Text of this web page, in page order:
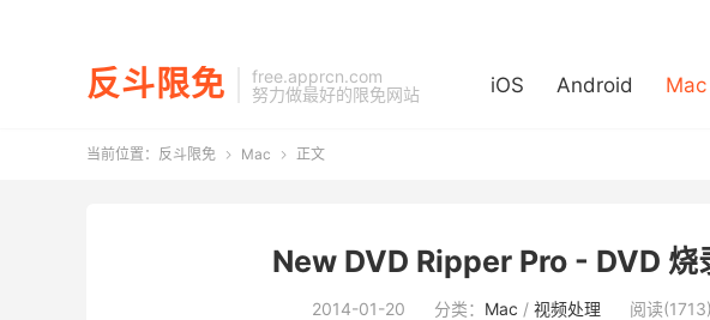
反斗限免
free.apprcn.com
努力做最好的限免网站
iOS Android Mac
当前位置： 反斗限免  Mac  正文
New DVD Ripper Pro - DVD 烧
2014-01-20 分类： Mac / 视频处理 阅读(1713)